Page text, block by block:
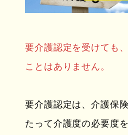
要介護認定を受けても
ことはありません。
要介護認定は、介護保
たって介護度の必要度